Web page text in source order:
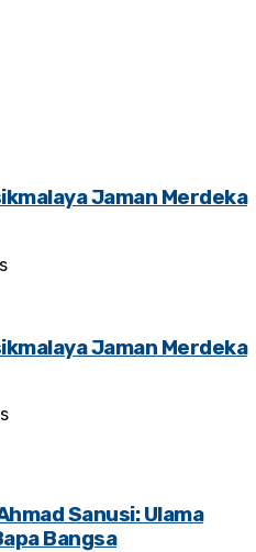
Jaman Merdeka
Jaman Merdeka
Sanusi: Ulama
Bangsa